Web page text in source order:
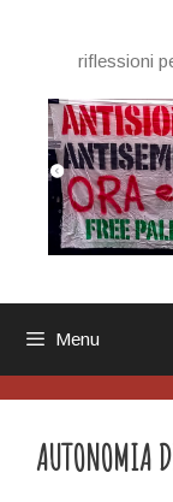
contenutoriflessioni
Menu
AUTONOMIA